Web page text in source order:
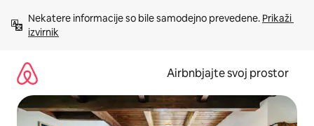
vsebino
Nekatere informacije so bile samodejno prevedene. Prikaži
izvirnik
Airbnbjajte svoj prostor